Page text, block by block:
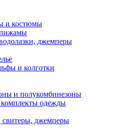
и костюмы
джемперы
и колготки
и полукомбинезоны
одежды
свитеры, джемперы